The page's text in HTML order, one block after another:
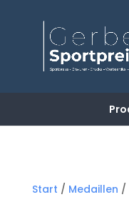
Start / Medaillen /